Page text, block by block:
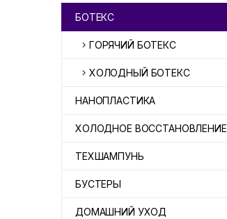
БОТЕКС
ГОРЯЧИЙ БОТЕКС
ХОЛОДНЫЙ БОТЕКС
НАНОПЛАСТИКА
ХОЛОДНОЕ ВОССТАНОВЛЕНИЕ
ТЕХШАМПУНЬ
БУСТЕРЫ
ДОМАШНИЙ УХОД